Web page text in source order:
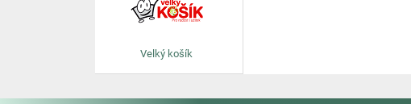
Velký košík